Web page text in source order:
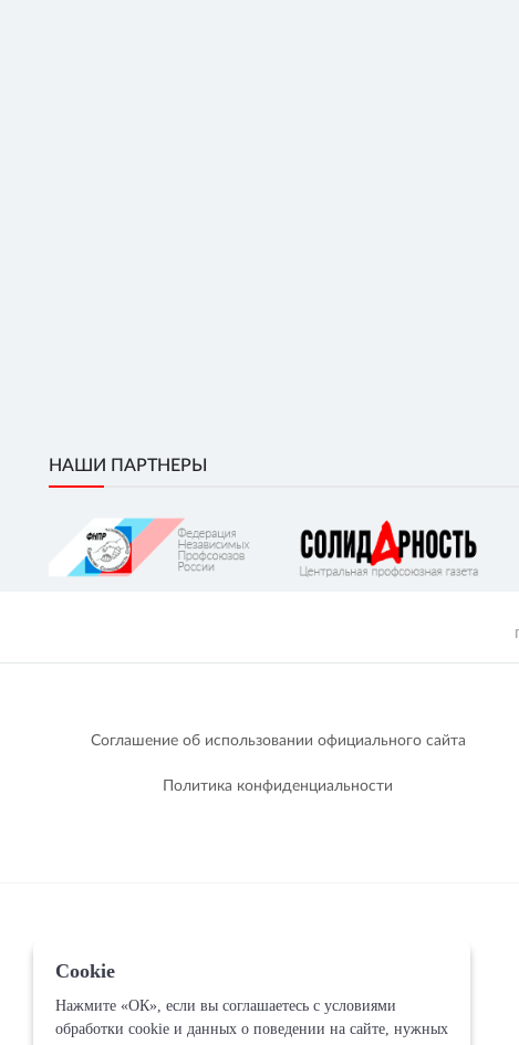
НАШИ ПАРТНЕРЫ
Соглашение об использовании официального сайта
Политика конфиденциальности
Cookie
Нажмите «ОК», если вы соглашаетесь с условиями
обработки cookie и данных о поведении на сайте, нужных